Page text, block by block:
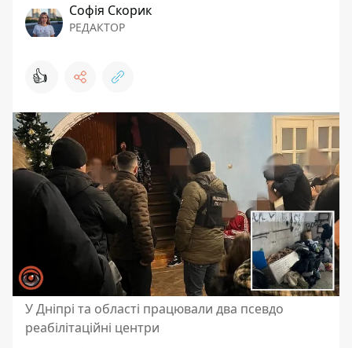
Софія Скорик
РЕДАКТОР
👍
У Дніпрі та області працювали два псевдо
реабілітаційні центри